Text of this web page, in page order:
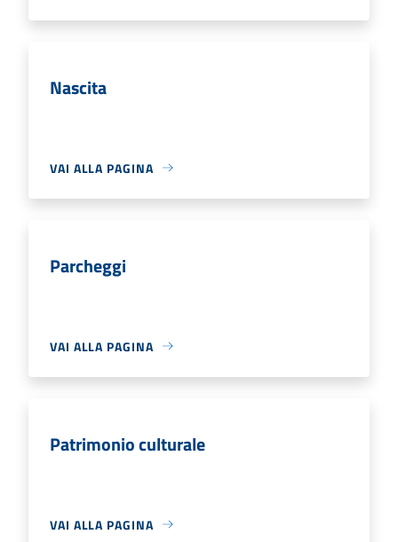
Nascita
VAI ALLA PAGINA
Parcheggi
VAI ALLA PAGINA
Patrimonio culturale
VAI ALLA PAGINA